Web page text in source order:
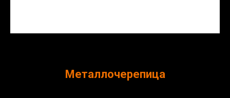
Металлочерепица